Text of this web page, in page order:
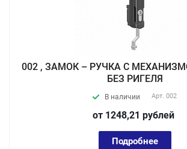
002 , ЗАМОК – РУЧКА С
БЕЗ РИГЕЛЯ
В наличии Арт. 002
от 1248,21 рублей
Подробнее